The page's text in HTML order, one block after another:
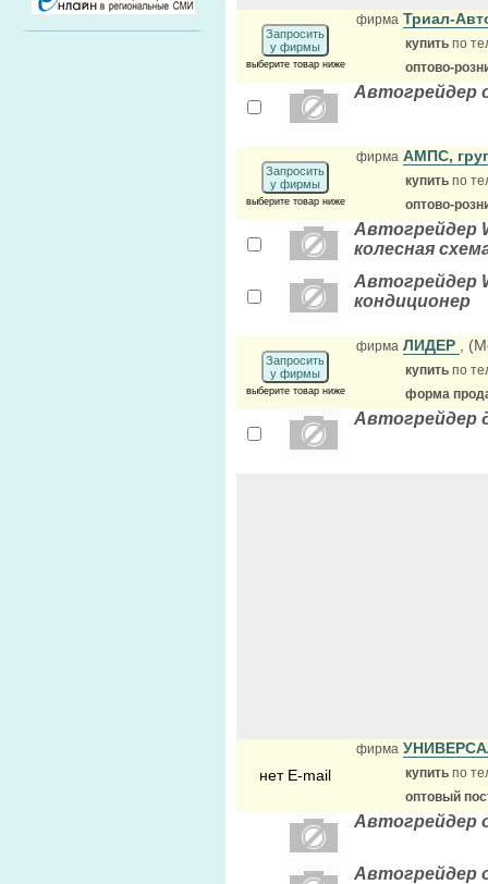
Запросить
у фирмы
выберите товар ниже
фирма Триал-
купить по
оптово-
Автогрейдер
Запросить
у фирмы
выберите товар ниже
фирма АМПС,
купить по
оптово-
Автогрейдер
колесная
Автогрейдер
кондиционер
Запросить
у фирмы
выберите товар ниже
фирма ЛИДЕР ,
купить по
форма
Автогрейдер
нет E-mail
фирма
купить по
оптовый
Автогрейдер
Автогрейдер